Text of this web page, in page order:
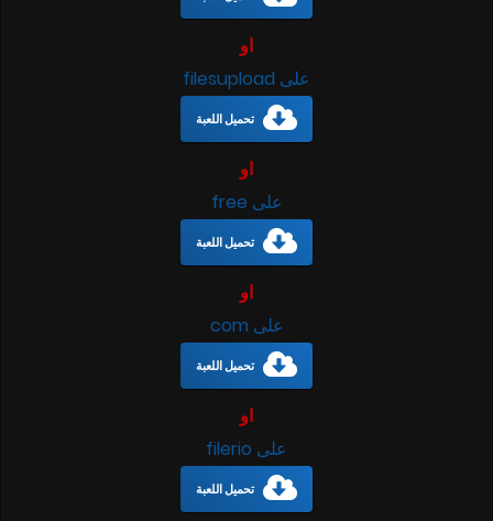
او
على filesupload
تحميل اللعبة
او
على free
تحميل اللعبة
او
على com
تحميل اللعبة
او
على filerio
تحميل اللعبة